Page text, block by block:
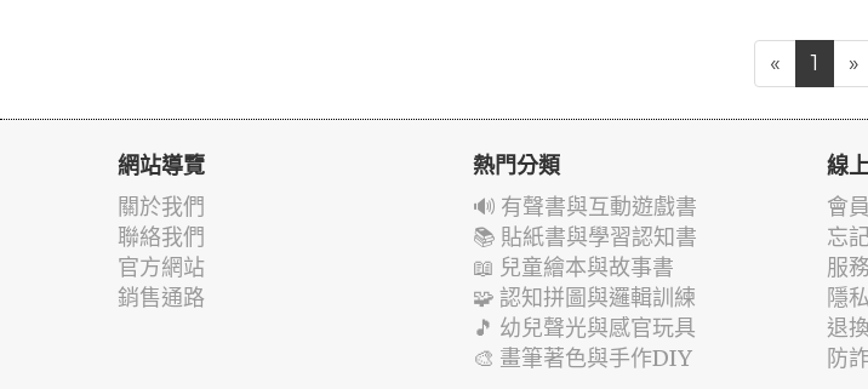
« 1 »
網站導覽
關於我們
聯絡我們
官方網站
銷售通路
熱門分類
🔊 有聲書與互動遊戲書
📚 貼紙書與學習認知書
📖 兒童繪本與故事書
🧩 認知拼圖與邏輯訓練
🎵 幼兒聲光與感官玩具
🎨 畫筆著色與手作DIY
線
會
忘
服
隱
退
防